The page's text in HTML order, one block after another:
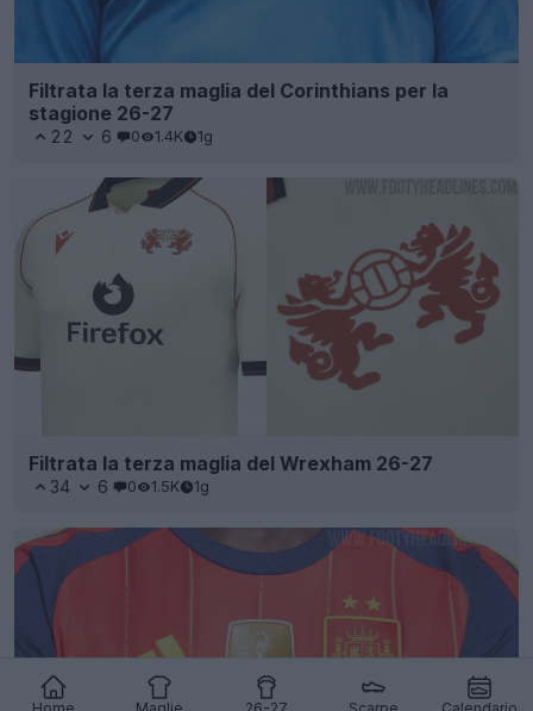
Filtrata la terza maglia del Corinthians per la
stagione 26-27
22 6 0 1.4K 1g
Filtrata la terza maglia del Wrexham 26-27
34 6 0 1.5K 1g